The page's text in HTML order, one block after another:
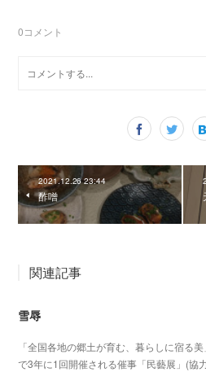
0コメント
2021.12.26 23:44
酢噌
関連記事
雪辱
「全国各地の郷土が育む、暮らしに宿る
で3年に1回開催される催事「民藝展」(協